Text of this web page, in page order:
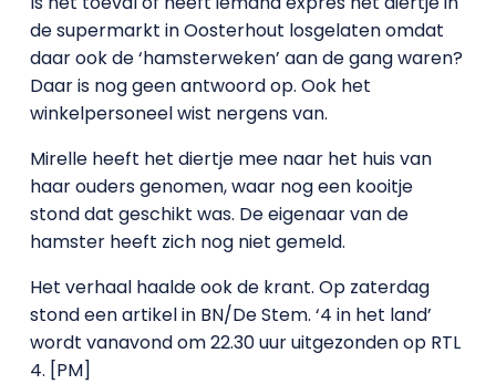
de supermarkt in Oosterhout losgelaten omdat
daar ook de ‘hamsterweken’ aan de gang waren?
Daar is nog geen antwoord op. Ook het
winkelpersoneel wist nergens van.
Mirelle heeft het diertje mee naar het huis van
haar ouders genomen, waar nog een kooitje
stond dat geschikt was. De eigenaar van de
hamster heeft zich nog niet gemeld.
Het verhaal haalde ook de krant. Op zaterdag
stond een artikel in BN/De Stem. ‘4 in het land’
wordt vanavond om 22.30 uur uitgezonden op RTL
4. [PM]